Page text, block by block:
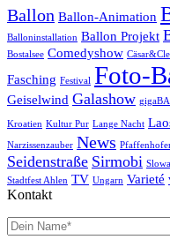
Ballon Ballon-Animation
Balloninstallation Ballon Projekt
Bostalsee Comedyshow
Fasching Festival Foto-
Geiselwind Galashow
Kroatien Kultur Pur Lange Nacht
Narzissenzauber News
Seidenstraße Sirmobi
Stadtfest Ahlen TV Ungarn Varieté
Kontakt